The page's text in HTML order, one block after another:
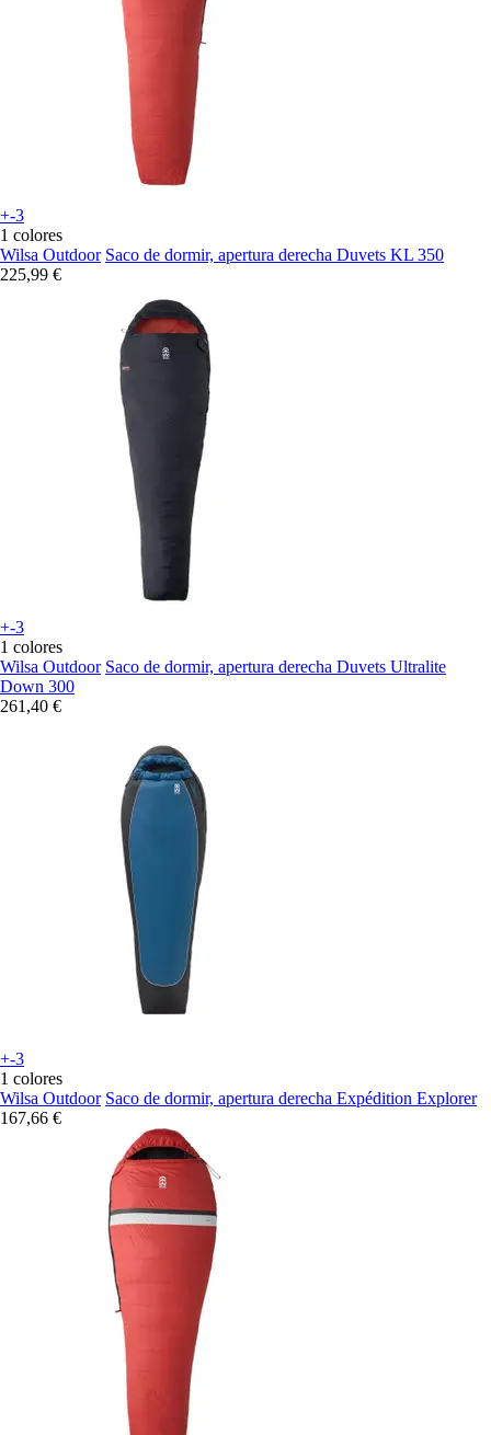
+-3
1 colores
Wilsa Outdoor Saco de dormir, apertura derecha Duvets KL 350
225,99 €
+-3
1 colores
Wilsa Outdoor Saco de dormir, apertura derecha Duvets Ultralite
Down 300
261,40 €
+-3
1 colores
Wilsa Outdoor Saco de dormir, apertura derecha Expédition Explorer
167,66 €